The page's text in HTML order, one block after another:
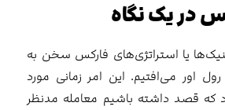
در یک نگاه
یا استراتژی‌های فارکس سخن به
اور می‌افتیم. این امر زمانی مورد
که قصد داشته باشیم معامله مدنظر